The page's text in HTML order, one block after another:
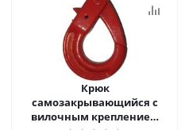
Крюк
самозакрывающийся с
вилочным креплением